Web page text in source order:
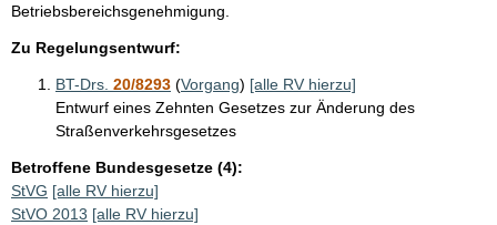
Betriebsbereichsgenehmigung.
Zu Regelungsentwurf:
BT-Drs. 20/8293 (Vorgang) [alle RV hierzu]
Entwurf eines Zehnten Gesetzes zur Änderung des
Straßenverkehrsgesetzes
Betroffene Bundesgesetze (4):
StVG [alle RV hierzu]
StVO 2013 [alle RV hierzu]